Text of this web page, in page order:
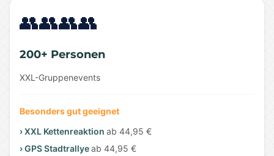
👥👥👥👥
200+ Personen
XXL-Gruppenevents
Besonders gut geeignet
› XXL Kettenreaktion ab 44,95 €
› GPS Stadtrallyeab 44,95 €